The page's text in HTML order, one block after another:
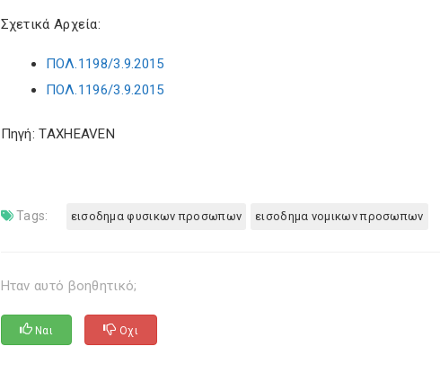
Σχετικά Αρχεία:
ΠΟΛ.1198/3.9.2015
ΠΟΛ.1196/3.9.2015
Πηγή: TAXHEAVEN
Tags: εισοδημα φυσικων προσωπων εισοδημα νομικων προσωπων
Ηταν αυτό βοηθητικό;
Ναι Οχι